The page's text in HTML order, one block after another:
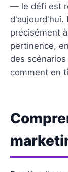
Stratégies
Questions
— le défi est
d'aujourd'hui.
précisément
pertinence,
des
comment en